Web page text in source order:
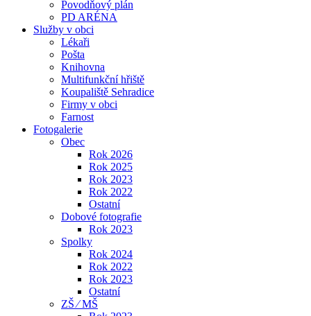
Povodňový plán
PD ARÉNA
Služby v obci
Lékaři
Pošta
Knihovna
Multifunkční hřiště
Koupaliště Sehradice
Firmy v obci
Farnost
Fotogalerie
Obec
Rok 2026
Rok 2025
Rok 2023
Rok 2022
Ostatní
Dobové fotografie
Rok 2023
Spolky
Rok 2024
Rok 2022
Rok 2023
Ostatní
ZŠ ⁄ MŠ